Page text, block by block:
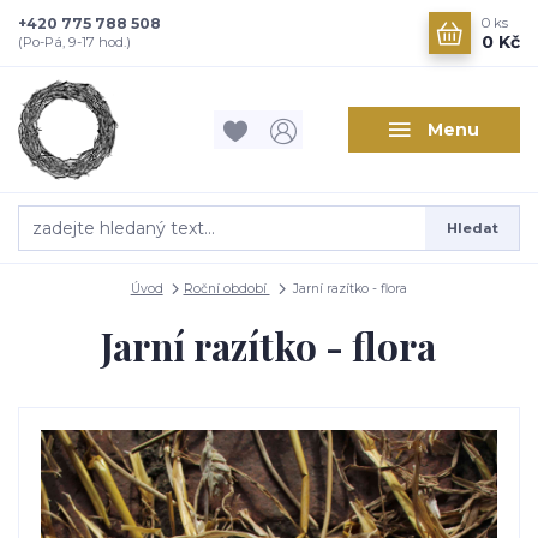
Menu
Hledat
+420 775 788 508
(Po-Pá, 9-17 hod.)
0 ks
0 Kč
Úvod Roční období Jarní razítko - flora
Jarní razítko - flora